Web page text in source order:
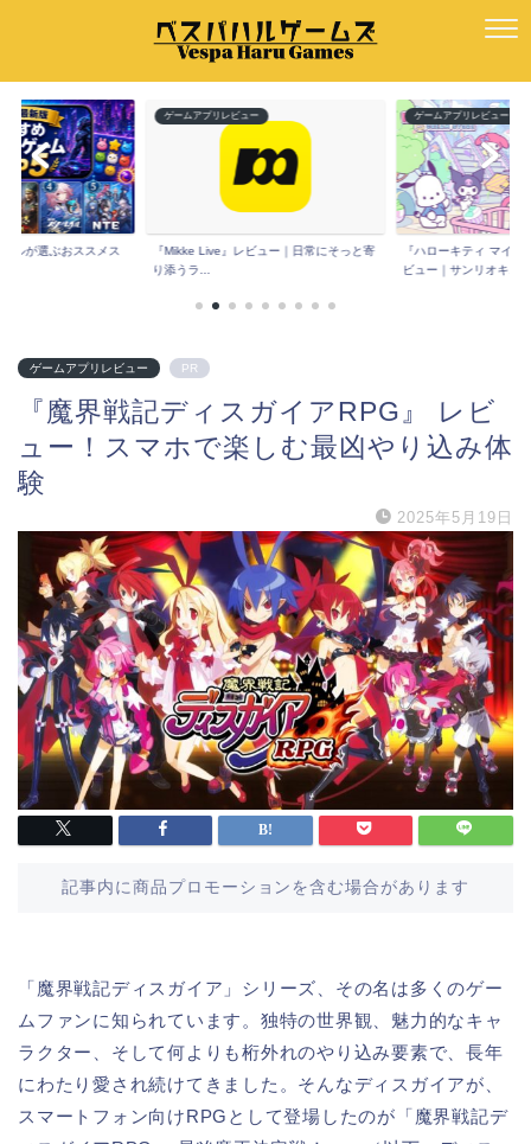
ルが選ぶおススメス
ゲームアプリレビュー
『Mikke Live』レビュー｜日常にそっと寄
り添うラ...
ゲームアプリレビュー
『ハローキティ マイド
ビュー｜サンリオキ...
ゲームアプリレビュー PR
『魔界戦記ディスガイアRPG』 レビ
ュー！スマホで楽しむ最凶やり込み体
験
2025年5月19日
記事内に商品プロモーションを含む場合があります
「魔界戦記ディスガイア」シリーズ、その名は多くのゲー
ムファンに知られています。独特の世界観、魅力的なキャ
ラクター、そして何よりも桁外れのやり込み要素で、長年
にわたり愛され続けてきました。そんなディスガイアが、
スマートフォン向けRPGとして登場したのが「魔界戦記デ